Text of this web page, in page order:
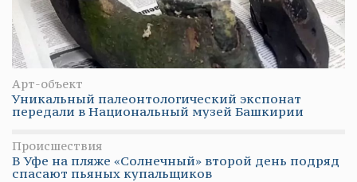
Арт-объект
Уникальный палеонтологический экспонат
передали в Национальный музей Башкирии
Происшествия
В Уфе на пляже «Солнечный» второй день подряд
спасают пьяных купальщиков